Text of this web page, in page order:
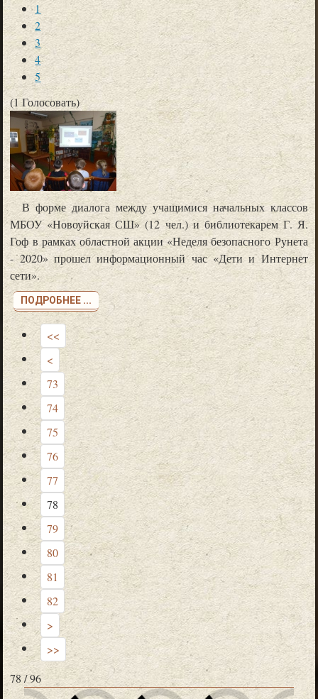
1
2
3
4
5
(1 Голосовать)
В форме диалога между учащимися начальных классов
МБОУ «Новоуйская СШ» (12 чел.) и библиотекарем Г. Я.
Гоф в рамках областной акции «Неделя безопасного Рунета
- 2020» прошел информационный час «Дети и Интернет
сети».
ПОДРОБНЕЕ ...
<<
<
73
74
75
76
77
78
79
80
81
82
>
>>
78 / 96